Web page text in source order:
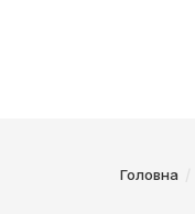
Головна